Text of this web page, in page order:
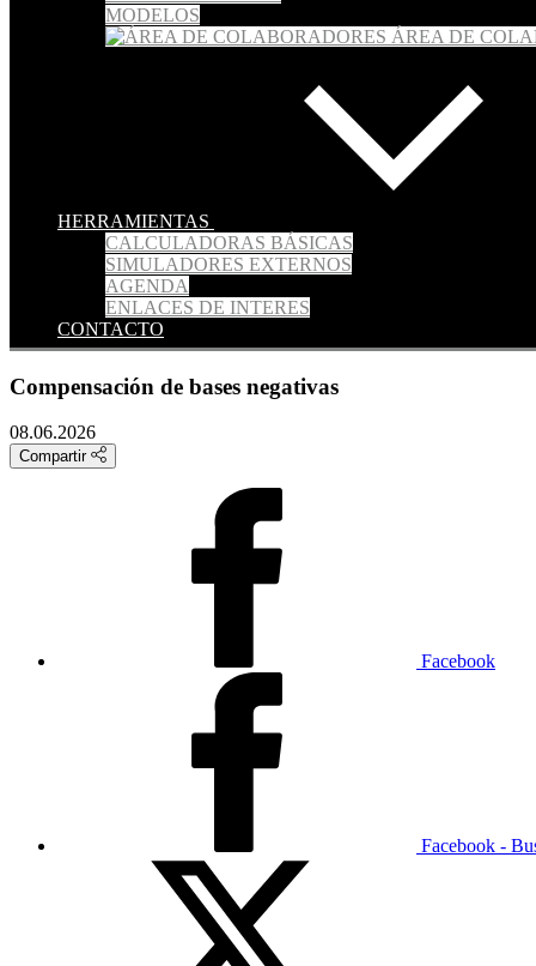
MODELOS
ÁREA DE
HERRAMIENTAS
CALCULADORAS BÁSICAS
SIMULADORES EXTERNOS
AGENDA
ENLACES DE INTERES
CONTACTO
Compensación de bases negativas
08.06.2026
Compartir
Facebook
Facebook -